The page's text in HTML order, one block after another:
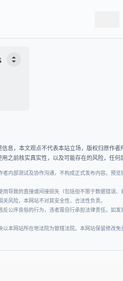
息，本文观点不代表本站立场，版权归原作
之前核实真实性，以及可能存在的风险，任何
内部测试及协作沟通，不构成正式发布内容。预
用导致的直接或间接损失（包括但不限于数据错误
风险，本网站不对其安全性、合法性负责。
公序良俗的行为，违者需自行承担法律责任。如
本网站所在地法院为管辖法院。本网站保留修改